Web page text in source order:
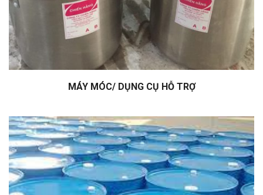
MÁY MÓC/ DỤNG CỤ HỖ TRỢ